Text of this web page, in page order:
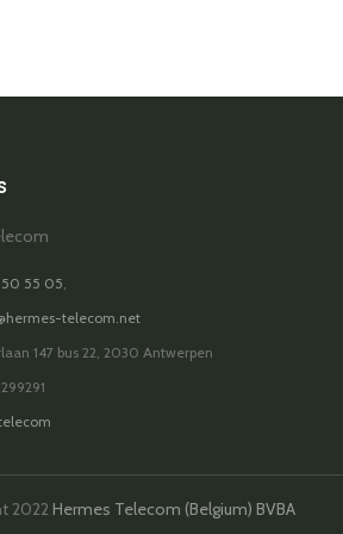
50 55 05,
telecom.net
147 bus 22, 2030 Antwerpen
2022 Hermes Telecom (Belgium) BVBA